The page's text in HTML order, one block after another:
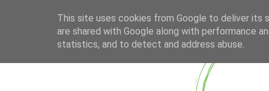
This site uses cookies from Google to deliver its
are shared with Google along with performance
statistics, and to detect and address abuse.